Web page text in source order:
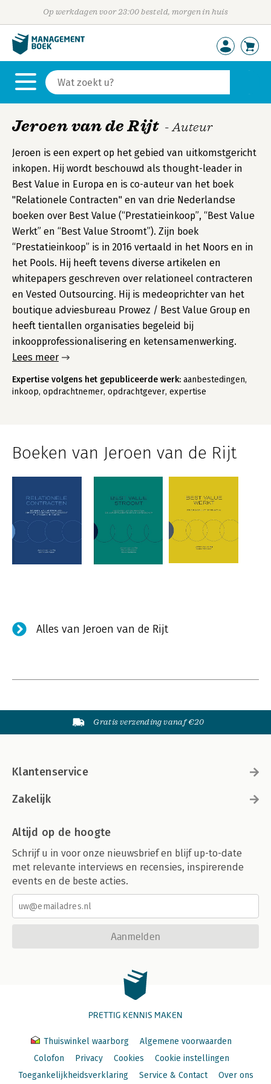
Op werkdagen voor 23:00 besteld, morgen in huis
Jeroen van de Rijt - Auteur
Jeroen is een expert op het gebied van uitkomstgericht
inkopen. Hij wordt beschouwd als thought-leader in
Best Value in Europa en is co-auteur van het boek
"Relationele Contracten" en van drie Nederlandse
boeken over Best Value (“Prestatieinkoop”, “Best Value
Werkt” en “Best Value Stroomt”). Zijn boek
“Prestatieinkoop” is in 2016 vertaald in het Noors en in
het Pools. Hij heeft tevens diverse artikelen en
whitepapers geschreven over relationeel contracteren
en Vested Outsourcing. Hij is medeoprichter van het
boutique adviesbureau Prowez / Best Value Group en
heeft tientallen organisaties begeleid bij
inkoopprofessionalisering en ketensamenwerking.
Lees meer
Expertise volgens het gepubliceerde werk: aanbestedingen,
inkoop, opdrachtnemer, opdrachtgever, expertise
Boeken van Jeroen van de Rijt
Alles van Jeroen van de Rijt
Gratis verzending vanaf €20
Klantenservice
Zakelijk
Altijd op de hoogte
Schrijf u in voor onze nieuwsbrief en blijf up-to-date
met relevante interviews en recensies, inspirerende
events en de beste acties.
Aanmelden
PRETTIG KENNIS MAKEN
Thuiswinkel waarborg
Algemene voorwaarden
Colofon
Privacy Cookies
Cookie instellingen
Toegankelijkheidsverklaring
Service & Contact Over ons